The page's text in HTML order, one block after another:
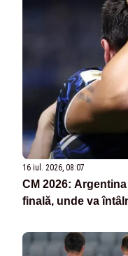
16 iul. 2026, 08:07
CM 2026:
finală, unde va